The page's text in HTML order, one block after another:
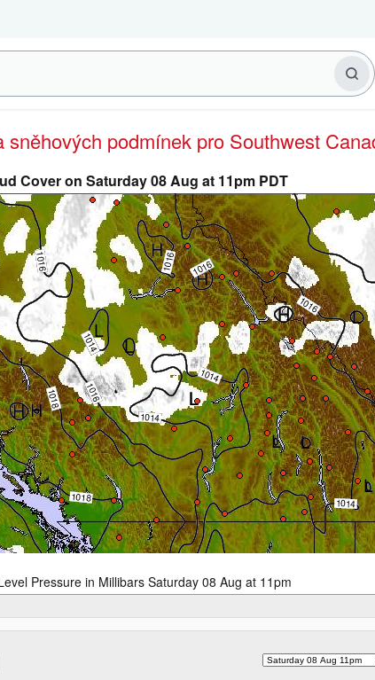
sněhových podmínek pro Southwest
Cover on Saturday 08 Aug at 11pm PDT
Pressure in Millibars Saturday 08 Aug at 11pm